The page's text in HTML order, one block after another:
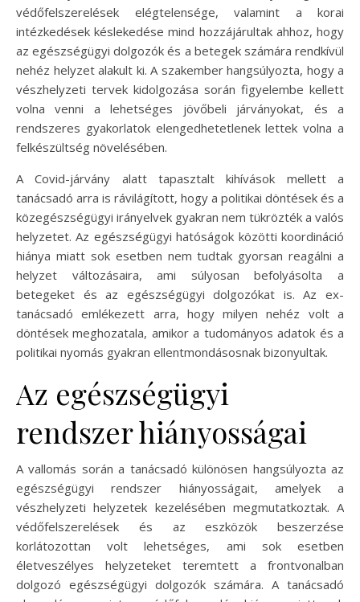
védőfelszerelések elégtelensége, valamint a korai
intézkedések késlekedése mind hozzájárultak ahhoz, hogy
az egészségügyi dolgozók és a betegek számára rendkívül
nehéz helyzet alakult ki. A szakember hangsúlyozta, hogy a
vészhelyzeti tervek kidolgozása során figyelembe kellett
volna venni a lehetséges jövőbeli járványokat, és a
rendszeres gyakorlatok elengedhetetlenek lettek volna a
felkészültség növelésében.
A Covid-járvány alatt tapasztalt kihívások mellett a
tanácsadó arra is rávilágított, hogy a politikai döntések és a
közegészségügyi irányelvek gyakran nem tükrözték a valós
helyzetet. Az egészségügyi hatóságok közötti koordináció
hiánya miatt sok esetben nem tudtak gyorsan reagálni a
helyzet változásaira, ami súlyosan befolyásolta a
betegeket és az egészségügyi dolgozókat is. Az ex-
tanácsadó emlékezett arra, hogy milyen nehéz volt a
döntések meghozatala, amikor a tudományos adatok és a
politikai nyomás gyakran ellentmondásosnak bizonyultak.
Az egészségügyi
rendszer hiányosságai
A vallomás során a tanácsadó különösen hangsúlyozta az
egészségügyi rendszer hiányosságait, amelyek a
vészhelyzeti helyzetek kezelésében megmutatkoztak. A
védőfelszerelések és az eszközök beszerzése
korlátozottan volt lehetséges, ami sok esetben
életveszélyes helyzeteket teremtett a frontvonalban
dolgozó egészségügyi dolgozók számára. A tanácsadó